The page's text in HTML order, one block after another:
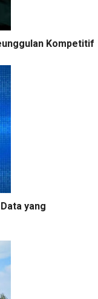
Kompetitif
yang